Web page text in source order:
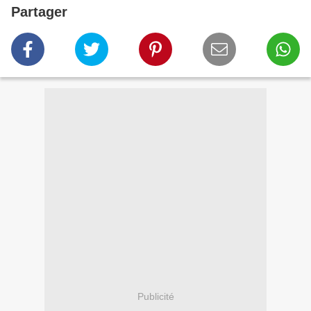
Partager
Publicité